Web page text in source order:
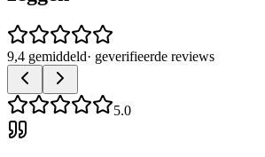
9,4 gemiddeld· geverifieerde reviews
5.0